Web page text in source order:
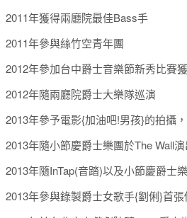
2011年獲得兩廳院最佳Bass手
2011年參與絲竹空青年團
2012年參加台中爵士音樂節新秀比賽
2012年隨兩廳院爵士大樂隊巡演
2013年參予電影{加油吧!男孩}的拍攝
2013年隨小節慶爵士樂團於The Wall演
2013年隨InTap(音踏)以及小節慶爵士
2013年參與錄製爵士女歌手{劉俐}首